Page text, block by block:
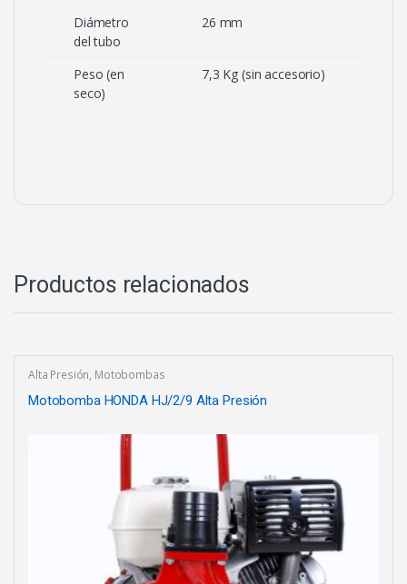
Diámetro
del tubo
26 mm
Peso (en
seco)
7,3 Kg (sin accesorio)
Productos relacionados
Alta Presión, Motobombas
Motobomba HONDA HJ/2/9 Alta Presión